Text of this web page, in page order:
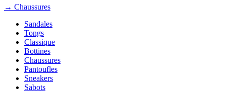
→ Chaussures
Sandales
Tongs
Classique
Bottines
Chaussures
Pantoufles
Sneakers
Sabots